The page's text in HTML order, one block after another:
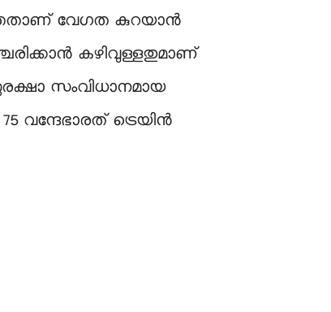
വേഗത കുറയാൻ
കഴിവുള്ളതുമാണ്
സംവിധാനമായ
വന്ദേഭാരത് ട്രെയിൻ